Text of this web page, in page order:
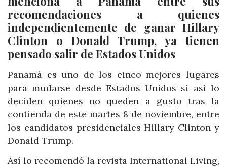
recomendaciones a quienes
independientemente de ganar Hillary
Clinton o Donald Trump, ya tienen
pensado salir de Estados Unidos
Panamá es uno de los cinco mejores lugares
para mudarse desde Estados Unidos si así lo
deciden quienes no queden a gusto tras la
contienda de este martes 8 de noviembre, entre
los candidatos presidenciales Hillary Clinton y
Donald Trump.
Así lo recomendó la revista International Living,